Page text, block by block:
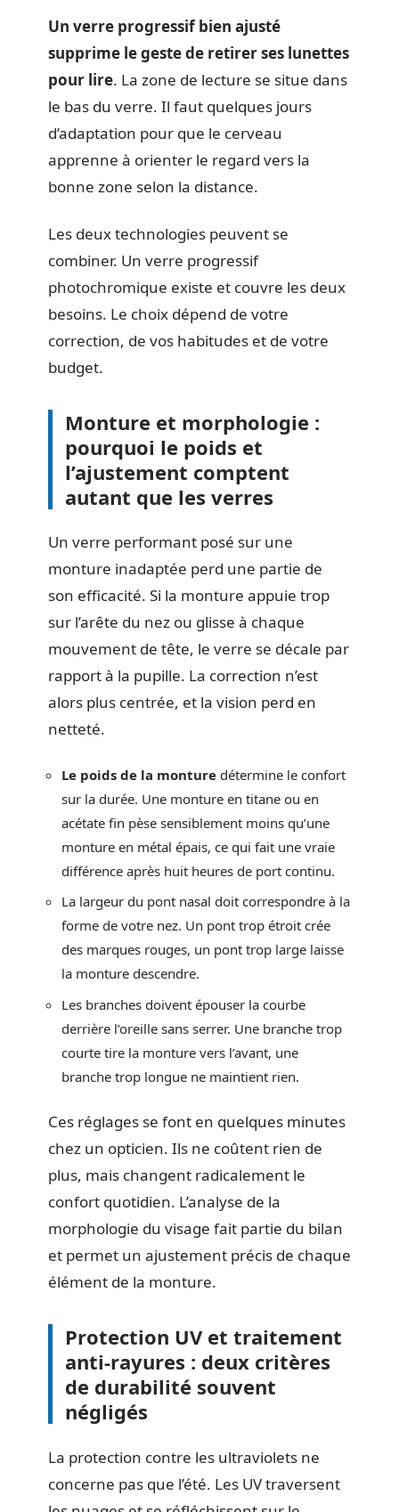
Un verre progressif bien ajusté
supprime le geste de retirer ses lunettes
pour lire. La zone de lecture se situe dans
le bas du verre. Il faut quelques jours
d’adaptation pour que le cerveau
apprenne à orienter le regard vers la
bonne zone selon la distance.
Les deux technologies peuvent se
combiner. Un verre progressif
photochromique existe et couvre les deux
besoins. Le choix dépend de votre
correction, de vos habitudes et de votre
budget.
Monture et morphologie :
pourquoi le poids et
l’ajustement comptent
autant que les verres
Un verre performant posé sur une
monture inadaptée perd une partie de
son efficacité. Si la monture appuie trop
sur l’arête du nez ou glisse à chaque
mouvement de tête, le verre se décale par
rapport à la pupille. La correction n’est
alors plus centrée, et la vision perd en
netteté.
Le poids de la monture détermine le confort
sur la durée. Une monture en titane ou en
acétate fin pèse sensiblement moins qu’une
monture en métal épais, ce qui fait une vraie
différence après huit heures de port continu.
La largeur du pont nasal doit correspondre à la
forme de votre nez. Un pont trop étroit crée
des marques rouges, un pont trop large laisse
la monture descendre.
Les branches doivent épouser la courbe
derrière l’oreille sans serrer. Une branche trop
courte tire la monture vers l’avant, une
branche trop longue ne maintient rien.
Ces réglages se font en quelques minutes
chez un opticien. Ils ne coûtent rien de
plus, mais changent radicalement le
confort quotidien. L’analyse de la
morphologie du visage fait partie du bilan
et permet un ajustement précis de chaque
élément de la monture.
Protection UV et traitement
anti-rayures : deux critères
de durabilité souvent
négligés
La protection contre les ultraviolets ne
concerne pas que l’été. Les UV traversent